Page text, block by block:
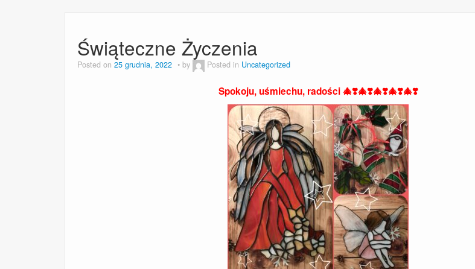
Świąteczne Życzenia
Posted on 25 grudnia, 2022 by Posted in Uncategorized
Spokoju, uśmiechu, radości 🎄❣️🎄❣️🎄❣️🎄❣️🎄❣️